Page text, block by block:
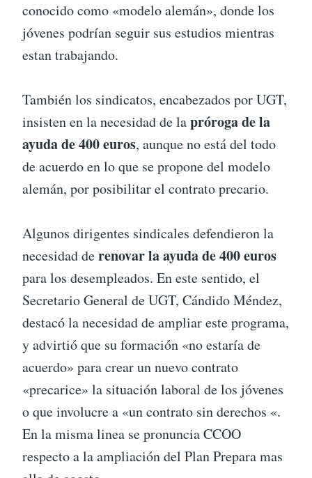
conocido como «modelo alemán», donde los
jóvenes podrían seguir sus estudios mientras
estan trabajando.
También los sindicatos, encabezados por UGT,
insisten en la necesidad de lapróroga de la
ayuda de 400 euros, aunque no está del todo
de acuerdo en lo que se propone del modelo
alemán, por posibilitar el contrato precario.
Algunos dirigentes sindicales defendieron la
necesidad derenovar la ayuda de 400 euros
para los desempleados. En este sentido, el
Secretario General de UGT, Cándido Méndez,
destacó la necesidad de ampliar este programa,
y ​​advirtió que su formación «no estaría de
acuerdo» para crear un nuevo contrato
«precarice» la situación laboral de los jóvenes
o que involucre a «un contrato sin derechos «.
En la misma linea se pronuncia CCOO
respecto a la ampliación del Plan Prepara mas